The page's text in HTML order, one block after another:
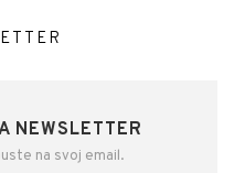
NEWSLETTER
na svoj email.